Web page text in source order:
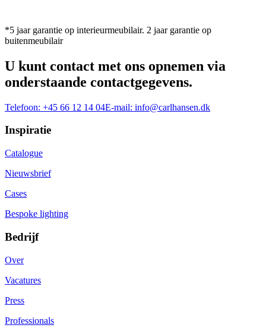
*5 jaar garantie op interieurmeubilair. 2 jaar garantie op
buitenmeubilair
U kunt contact met ons opnemen via
onderstaande contactgegevens.
Telefoon: +45 66 12 14 04E-mail: info@carlhansen.dk
Inspiratie
Catalogue
Nieuwsbrief
Cases
Bespoke lighting
Bedrijf
Over
Vacatures
Press
Professionals